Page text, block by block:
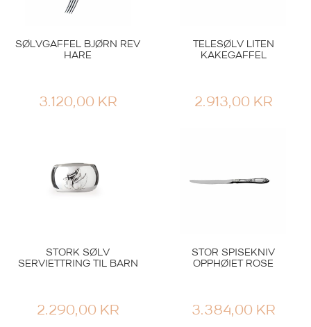
SØLVGAFFEL BJØRN REV
HARE
3.120,00 KR
TELESØLV LITEN
KAKEGAFFEL
2.913,00 KR
STORK SØLV
SERVIETTRING TIL BARN
2.290,00 KR
STOR SPISEKNIV
OPPHØIET ROSE
3.384,00 KR